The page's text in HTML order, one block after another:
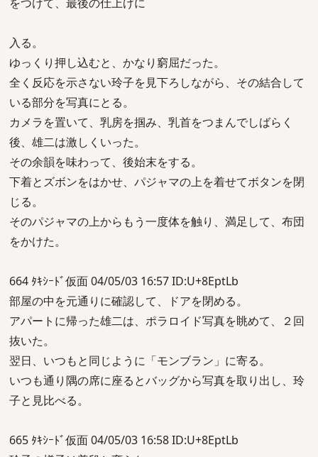
入る。
ゆっくり押し込むと、かなり窮屈だった。
全く反応を示さない玲子を見下ろしながら、その結合して
いる部分を写真にとる。
カメラを置いて、乳房を掴み、乳首をつまんでしばらく
後、雄二は激しくいった。
その余韻を味わって、後始末をする。
下着とズボンをはかせ、パジャマの上を着せてボタンを閉
じる。
そのパジャマの上からもう一度体を触り、満足して、布団
をかけた。
664 ﾀｷｼｰﾄﾞ仮面 04/05/03 16:57 ID:U+8EptLb
部屋の中を元通りに確認して、ドアを閉める。
アパートに帰った雄二は、ポラロイド写真を眺めて、２回
抜いた。
翌日、いつもと同じように「モンブラン」に寄る。
いつも通り隅の席に座るとバッグから写真を取り出し、玲
子と見比べる。
665 ﾀｷｼｰﾄﾞ仮面 04/05/03 16:58 ID:U+8EptLb